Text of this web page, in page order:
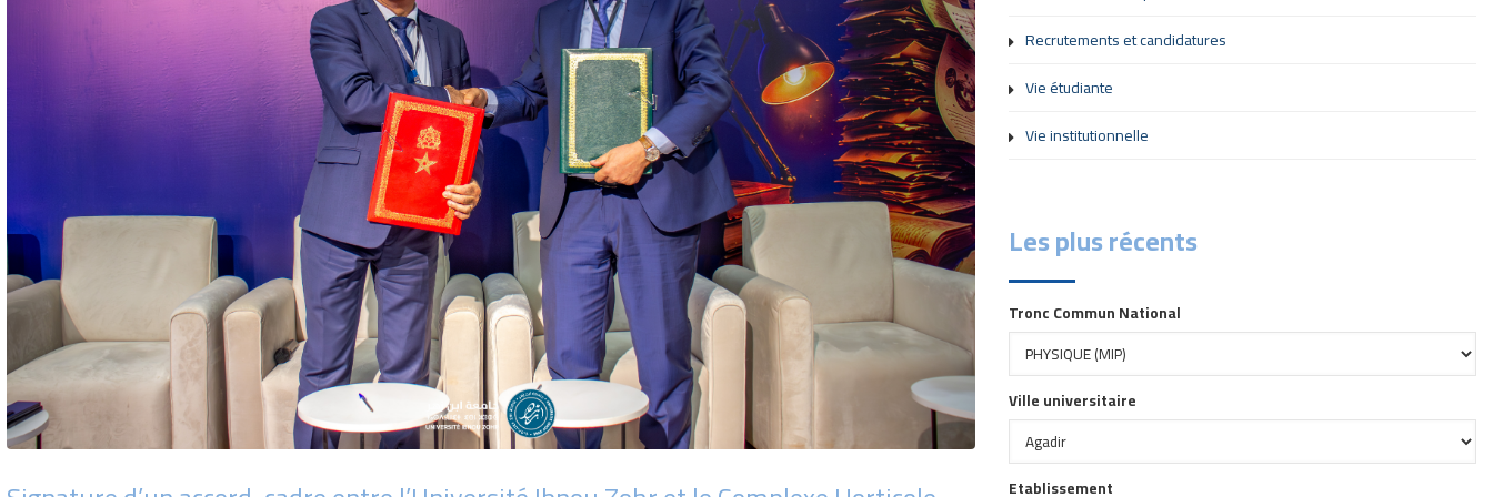
Recrutements et candidatures
Vie étudiante
Vie institutionnelle
Les plus récents
Tronc Commun National
Ville universitaire
Etablissement